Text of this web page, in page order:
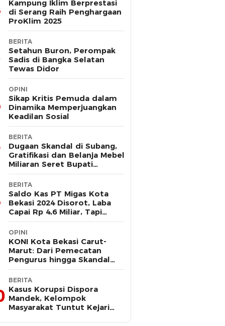
Kampung Iklim Berprestasi
di Serang Raih Penghargaan
ProKlim 2025
BERITA
Setahun Buron, Perompak
Sadis di Bangka Selatan
Tewas Didor
OPINI
Sikap Kritis Pemuda dalam
Dinamika Memperjuangkan
Keadilan Sosial
BERITA
Dugaan Skandal di Subang,
Gratifikasi dan Belanja Mebel
Miliaran Seret Bupati
Reynaldi
BERITA
Saldo Kas PT Migas Kota
Bekasi 2024 Disorot, Laba
Capai Rp 4,6 Miliar, Tapi
Hanya Tersisa Rp 13 Juta
OPINI
KONI Kota Bekasi Carut-
Marut: Dari Pemecatan
Pengurus hingga Skandal
Dana Hibah
BERITA
Kasus Korupsi Dispora
Mandek, Kelompok
Masyarakat Tuntut Kejari